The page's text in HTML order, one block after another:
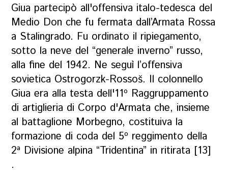
Giua partecipò all'offensiva italo-tedesca del
Medio Don che fu fermata dall’Armata Rossa
a Stalingrado. Fu ordinato il ripiegamento,
sotto la neve del “generale inverno” russo,
alla fine del 1942. Ne seguì l’offensiva
sovietica Ostrogorzk-Rossoš. Il colonnello
Giua era alla testa dell'11º Raggruppamento
di artiglieria di Corpo d'Armata che, insieme
al battaglione Morbegno, costituiva la
formazione di coda del 5º reggimento della
2ª Divisione alpina “Tridentina” in ritirata [13]
.